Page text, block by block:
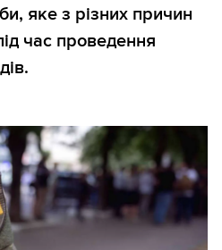
яке з різних причин
час проведення